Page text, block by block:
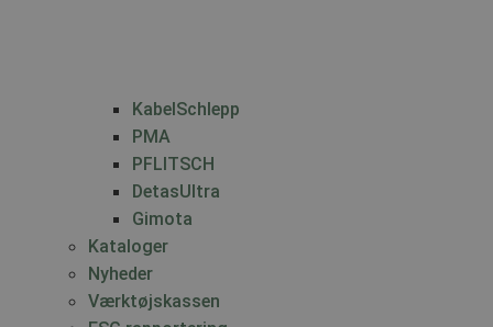
KabelSchlepp
PMA
PFLITSCH
DetasUltra
Gimota
Kataloger
Nyheder
Værktøjskassen